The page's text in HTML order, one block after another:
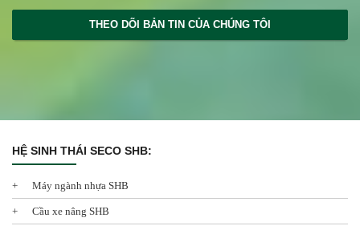
THEO DÕI BẢN TIN CỦA CHÚNG TÔI
HỆ SINH THÁI SECO SHB:
Máy ngành nhựa SHB
Cầu xe nâng SHB